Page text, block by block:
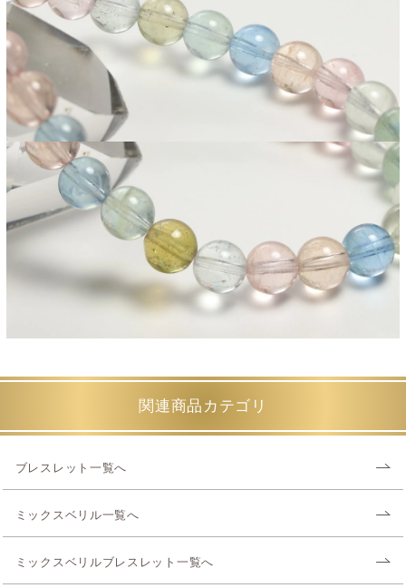
関連商品カテゴリ
ブレスレット一覧へ
ミックスベリル一覧へ
ミックスベリルブレスレット一覧へ